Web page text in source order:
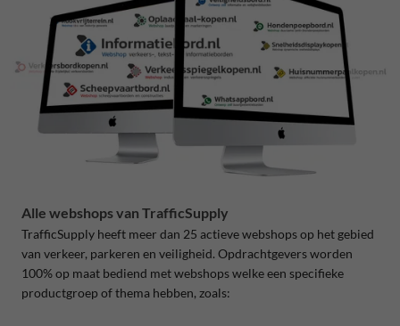
Alle webshops van TrafficSupply
TrafficSupply heeft meer dan 25 actieve webshops op het gebied
van verkeer, parkeren en veiligheid. Opdrachtgevers worden
100% op maat bediend met webshops welke een specifieke
productgroep of thema hebben, zoals: